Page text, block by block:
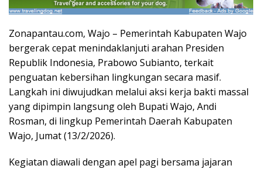
Zonapantau.com, Wajo – Pemerintah Kabupaten Wajo
bergerak cepat menindaklanjuti arahan Presiden
Republik Indonesia, Prabowo Subianto, terkait
penguatan kebersihan lingkungan secara masif.
Langkah ini diwujudkan melalui aksi kerja bakti massal
yang dipimpin langsung oleh Bupati Wajo, Andi
Rosman, di lingkup Pemerintah Daerah Kabupaten
Wajo, Jumat (13/2/2026).
Kegiatan diawali dengan apel pagi bersama jajaran